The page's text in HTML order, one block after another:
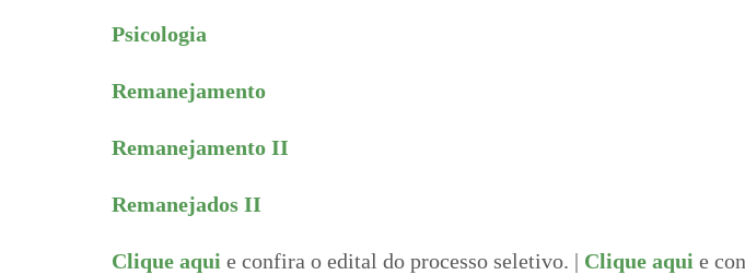
Psicologia
Remanejamento
Remanejamento II
Remanejados II
Clique aqui e confira o edital do processo seletivo. | Clique aqui e